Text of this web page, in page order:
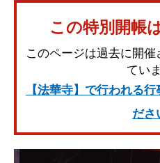
この特別開帳
このページは過去に開
てい
【法華寺】で行われる
ださ